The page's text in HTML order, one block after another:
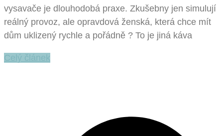
vysavače je dlouhodobá praxe. Zkušebny jen simulují
reálný provoz, ale opravdová ženská, která chce mít
dům uklizený rychle a pořádně ? To je jiná káva
Celý článek